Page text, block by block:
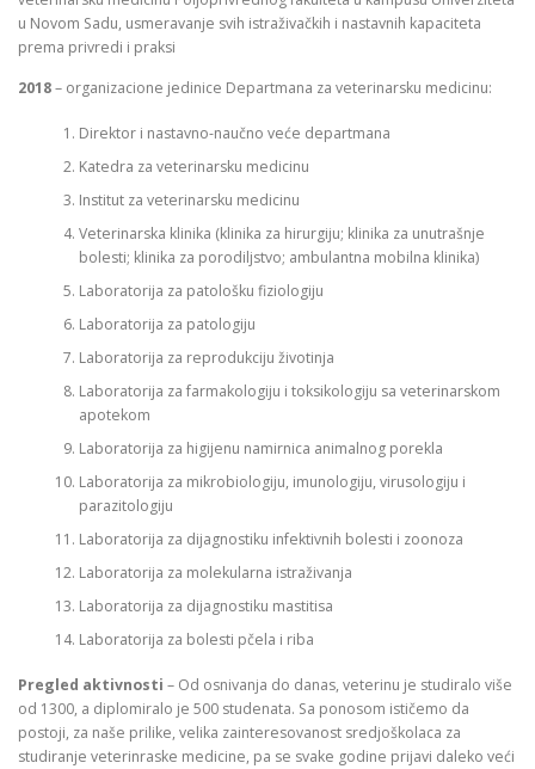
u Novom Sadu, usmeravanje svih istraživačkih i nastavnih kapaciteta
prema privredi i praksi
2018– organizacione jedinice Departmana za veterinarsku medicinu:
Direktor i nastavno-naučno veće departmana
Katedra za veterinarsku medicinu
Institut za veterinarsku medicinu
Veterinarska klinika (klinika za hirurgiju; klinika za unutrašnje
bolesti; klinika za porodiljstvo; ambulantna mobilna klinika)
Laboratorija za patološku fiziologiju
Laboratorija za patologiju
Laboratorija za reprodukciju životinja
Laboratorija za farmakologiju i toksikologiju sa veterinarskom
apotekom
Laboratorija za higijenu namirnica animalnog porekla
Laboratorija za mikrobiologiju, imunologiju, virusologiju i
parazitologiju
Laboratorija za dijagnostiku infektivnih bolesti i zoonoza
Laboratorija za molekularna istraživanja
Laboratorija za dijagnostiku mastitisa
Laboratorija za bolesti pčela i riba
Pregled aktivnosti – Od osnivanja do danas, veterinu je studiralo više
od 1300, a diplomiralo je 500 studenata. Sa ponosom ističemo da
postoji, za naše prilike, velika zainteresovanost sredjoškolaca za
studiranje veterinraske medicine, pa se svake godine prijavi daleko veći